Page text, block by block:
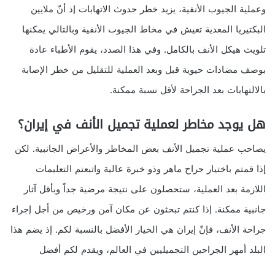
وعملية الجيوب الأنفية، يزيد خطر حدوث الاتهابات إذ أنّ ملايين
البكتيريا المعدية تعيش في مخاط الجيوب الأنفية وبالتالي يمكنها
تلويث هيكل الأنف بالكامل. وفي هذا الصدد، يقوم الأطباء عادة
بوصف مضادات حيوية قبل وبعد العملية للتقليل من خطر الإصابة
بالالتهابات بعد الجراحة لأقل نسبة ممكنة.
هل يوجد مخاطر لعملية تجميل الأنف في إيران؟
يصاحب عملية تجميل الأنف بعض المخاطر والأعراض الجانبية. لكن
إذا قمتم باختيار جراح ماهر وذو خبرة عالية واتبعتم التعليمات
اللازمة بعد العملية، ستحصلون على نتيجة مرضية جداً وبأقل آثار
جانبية ممكنة. إذا كنتم تبحثون عن مكان آمن ورخيص من أجل إجراء
جراحة الأنف، فإنّ إيران هي الخيار الأفضل بالنسبة لكم. إذ يضم هذا
البلد أمهر الجراحين التجميليين في العالم، ويقدم لكم أفضل